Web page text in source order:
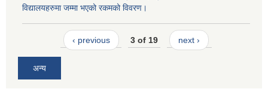
विद्यालयहरुमा जम्मा भएको रकमको विवरण।
‹ previous 3 of 19 next ›
अन्य